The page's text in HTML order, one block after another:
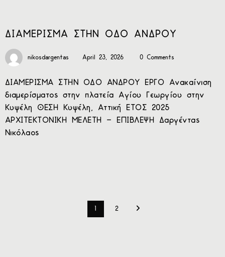
ΔΙΑΜΕΡΙΣΜΑ ΣΤΗΝ ΟΔΟ ΑΝΔΡΟΥ
nikosdargentas April 23, 2026 0 Comments
ΔΙΑΜΕΡΙΣΜΑ ΣΤΗΝ ΟΔΟ ΑΝΔΡΟΥ ΕΡΓΟ Ανακαίνιση
διαμερίσματος στην πλατεία Αγίου Γεωργίου στην
Κυψέλη ΘΕΣΗ Κυψέλη, Αττική ΕΤΟΣ 2025
ΑΡΧΙΤΕΚΤΟΝΙΚΗ ΜΕΛΕΤΗ – ΕΠΙΒΛΕΨΗ Δαργέντας
Νικόλαος
1 2